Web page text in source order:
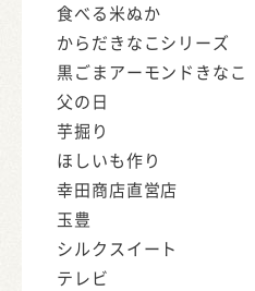
食べる米ぬか
からだきなこシリーズ
黒ごまアーモンドきなこ
父の日
芋掘り
ほしいも作り
幸田商店直営店
玉豊
シルクスイート
テレビ